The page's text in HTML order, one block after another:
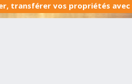
transférer vos propriétés avec